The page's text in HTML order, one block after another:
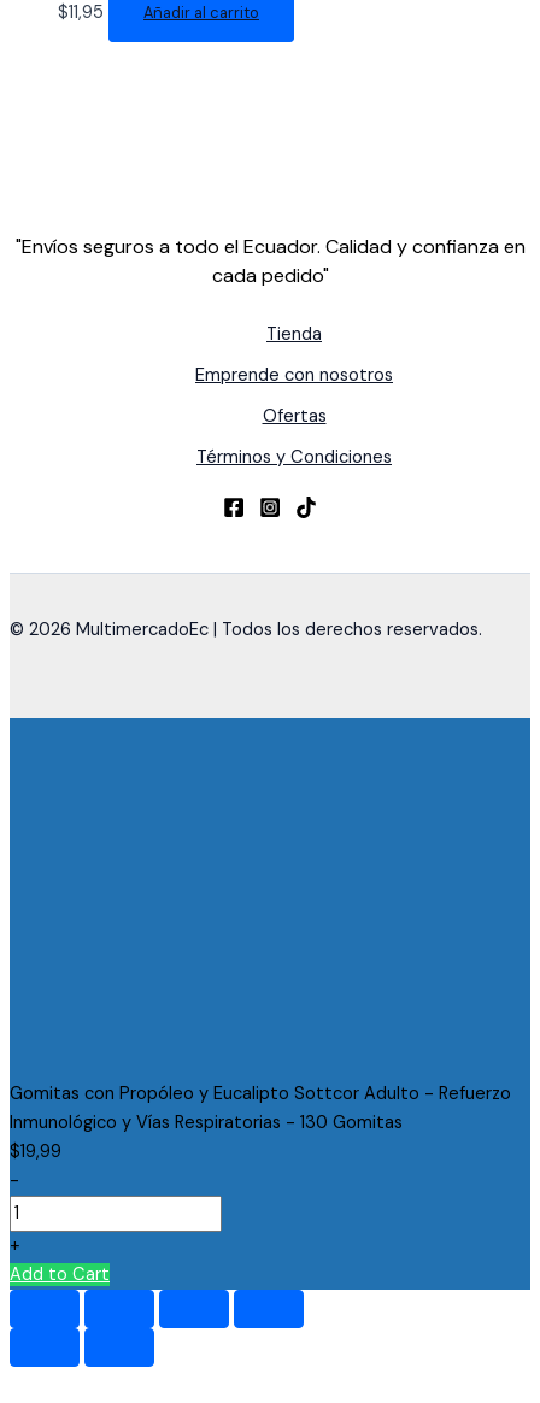
$11,95 Añadir al carrito
"Envíos seguros a todo el Ecuador. Calidad y confianza en
cada pedido"
Tienda
Emprende con nosotros
Ofertas
Términos y Condiciones
© 2026 MultimercadoEc | Todos los derechos reservados.
Gomitas con Propóleo y Eucalipto Sottcor Adulto - Refuerzo
Inmunológico y Vías Respiratorias - 130 Gomitas
$19,99
-
+
Add to Cart